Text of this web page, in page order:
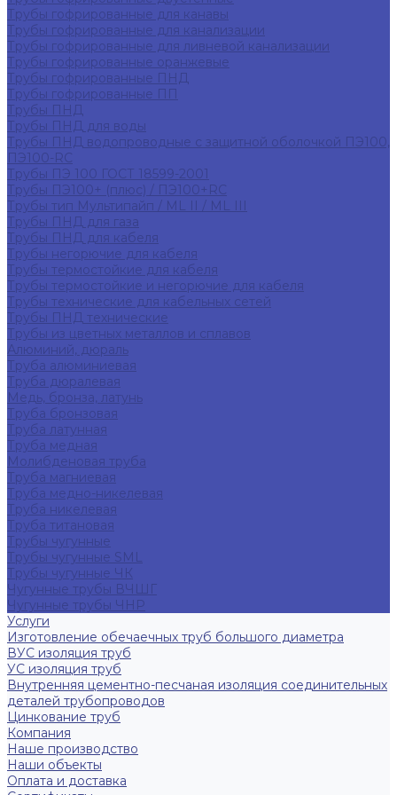
Трубы гофрированные для канавы
Трубы гофрированные для канализации
Трубы гофрированные для ливневой канализации
Трубы гофрированные оранжевые
Трубы гофрированные ПНД
Трубы гофрированные ПП
Трубы ПНД
Трубы ПНД для воды
Трубы ПНД водопроводные с защитной оболочкой ПЭ100,
ПЭ100-RC
Трубы ПЭ 100 ГОСТ 18599-2001
Трубы ПЭ100+ (плюс) / ПЭ100+RC
Трубы тип Мультипайп / ML II / ML III
Трубы ПНД для газа
Трубы ПНД для кабеля
Трубы негорючие для кабеля
Трубы термостойкие для кабеля
Трубы термостойкие и негорючие для кабеля
Трубы технические для кабельных сетей
Трубы ПНД технические
Трубы из цветных металлов и сплавов
Алюминий, дюраль
Труба алюминиевая
Труба дюралевая
Медь, бронза, латунь
Труба бронзовая
Труба латунная
Труба медная
Молибденовая труба
Труба магниевая
Труба медно-никелевая
Труба никелевая
Труба титановая
Трубы чугунные
Трубы чугунные SML
Трубы чугунные ЧК
Чугунные трубы ВЧШГ
Чугунные трубы ЧНР
Услуги
Изготовление обечаечных труб большого диаметра
ВУС изоляция труб
УС изоляция труб
Внутренняя цементно-песчаная изоляция соединительных
деталей трубопроводов
Цинкование труб
Компания
Наше производство
Наши объекты
Оплата и доставка